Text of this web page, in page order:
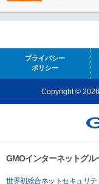
プライバシー
ポリシー
Copyright © 2026
GMOインターネットグ
世界初総合ネットセキュリテ